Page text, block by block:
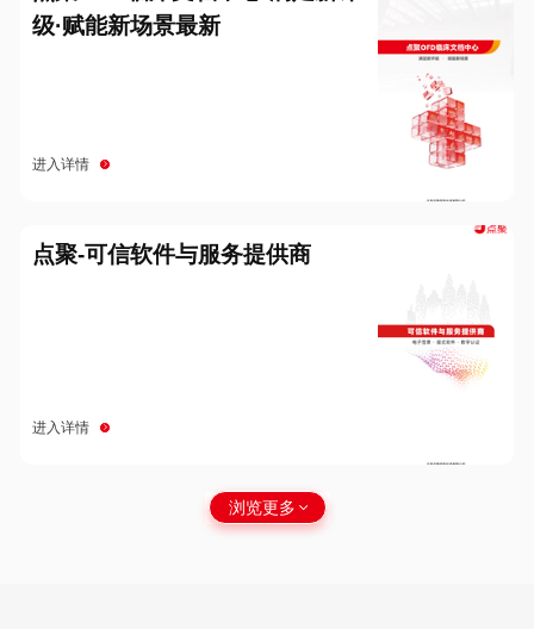
级·赋能新场景最新
进入详情
点聚-可信软件与服务提供商
进入详情
浏览更多